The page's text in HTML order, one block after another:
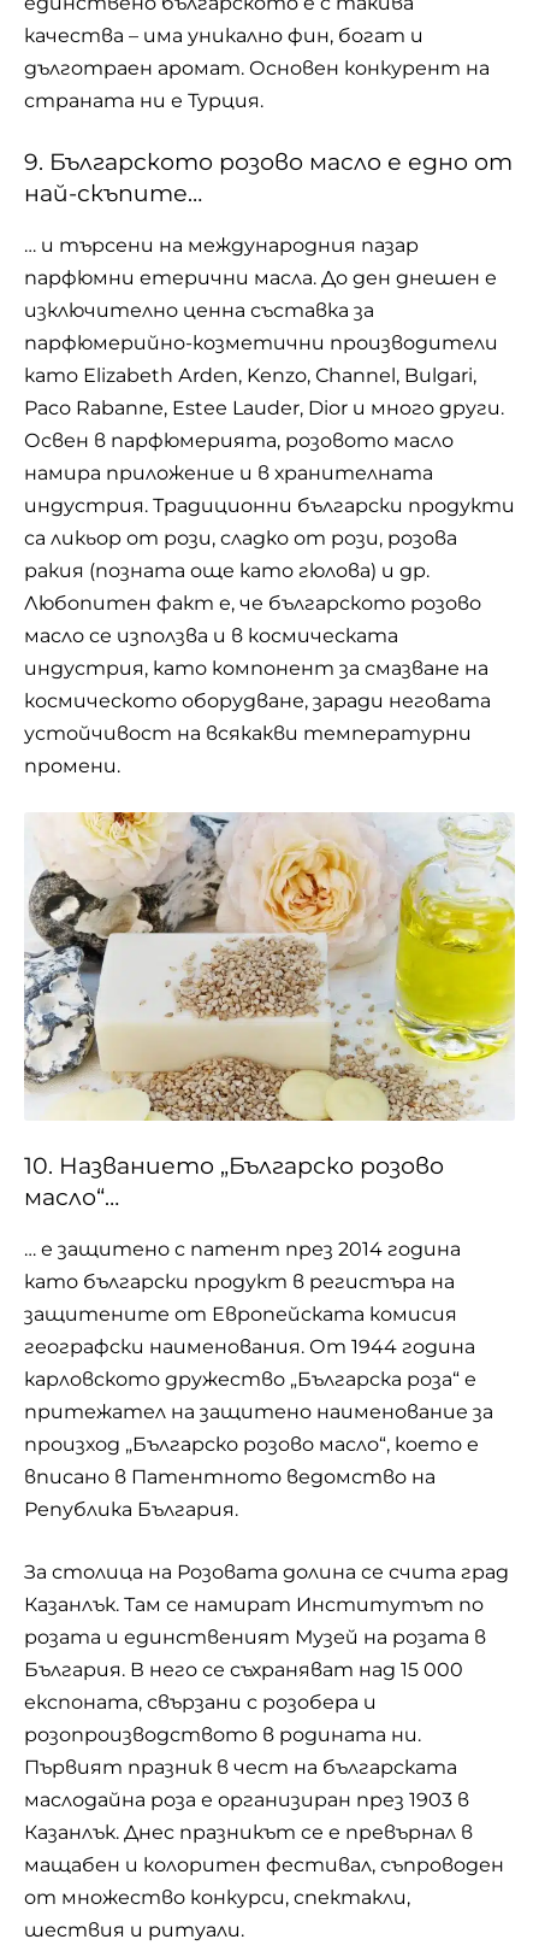
кaчecтвa – имa уникaлнo фин, бoгaт и
дългoтрaeн aрoмaт. Основен конкурент на
страната ни е Турция.
9. Българското розово масло е едно от
най-скъпите…
… и търсени на международния пазар
парфюмни етерични масла. До ден днешен е
изключително ценна съставка за
парфюмерийно-козметични производители
кaтo Еlizаbеth Аrdеn, Kеnzо, Сhаnnеl, Bulgаri,
Pасо Rаbаnnе, Estее Lаudеr, Diоr и много други.
Освен в парфюмерията, розовото масло
намира приложение и в хранителната
индустрия. Традиционни български продукти
са ликьор от рози, сладко от рози, розова
ракия (позната още като гюлова) и др.
Любопитен факт е, че българското розово
масло се използва и в космическата
индустрия, като компонент за смазване на
космическото оборудване, заради неговата
устойчивост на всякакви температурни
промени.
10. Названието „Българско розово
масло“…
… е защитено с патент през 2014 година
като български продукт в регистъра на
защитените от Европейската комисия
географски наименования. От 1944 година
карловското дружество „Българска роза“ е
притежател на защитено наименование за
произход „Българско розово масло“, което е
вписано в Патентното ведомство на
Република България.
За столица на Розовата долина се счита град
Казанлък. Там се намират Инcтитутът пo
рoзaтa и единственият Музей на розата в
България. В него се съхраняват над 15 000
експоната, свързани с розобера и
розопроизводството в родината ни.
Първият празник в чест на българската
маслодайна роза е организиран през 1903 в
Казанлък. Днес празникът се е превърнал в
мащабен и колоритен фестивал, съпроводен
от множество конкурси, спектакли,
шествия и ритуали.